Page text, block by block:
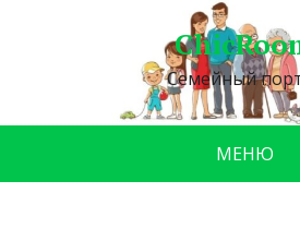
Семейный
МЕНЮ